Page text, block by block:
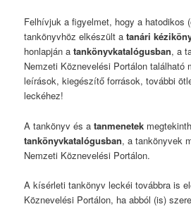
Felhívjuk a figyelmet, hogy a hatodikos
tankönyvhöz elkészült atanári
honlapján atankönyvkatalógusban, a
Nemzeti Köznevelési Portálon található
leírások, kiegészítő források, további
leckéhez!
A tankönyv és atanmenetek
tankönyvkatalógusban, a tankönyvek
Nemzeti Köznevelési Portálon.
A kísérleti tankönyv leckéi továbbra is
Köznevelési Portálon, ha abból (is)